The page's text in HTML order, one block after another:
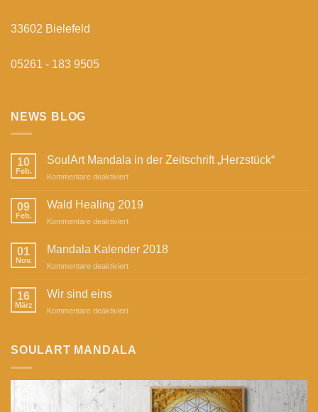
33602 Bielefeld
05261 - 183 9505
NEWS BLOG
10
Feb.
SoulArt Mandala in der Zeitschrift „Herzstück“
Kommentare deaktiviertfür
Mandala
der
„Herzstück“
09
Feb.
Wald Healing 2019
Kommentare deaktiviertfür
Healing
01
Nov.
Mandala Kalender 2018
Kommentare deaktiviertfür
16
März
Wir sind eins
Kommentare deaktiviertfür
eins
SOULART MANDALA